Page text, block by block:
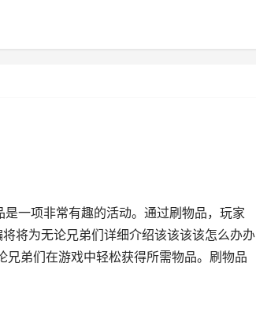
一项非常有趣的活动。通过刷物品，玩家
将为无论兄弟们详细介绍该该该该怎么办办
兄弟们在游戏中轻松获得所需物品。刷物品